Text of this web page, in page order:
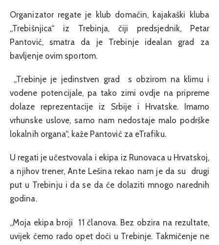
Organizator regate je klub domaćin, kajakaški kluba
„Trebišnjica“ iz Trebinja, čiji predsjednik, Petar
Pantović, smatra da je Trebinje idealan grad za
bavljenje ovim sportom.
„Trebinje je jedinstven grad s obzirom na klimu i
vodene potencijale, pa tako zimi ovdje na pripreme
dolaze reprezentacije iz Srbije i Hrvatske. Imamo
vrhunske uslove, samo nam nedostaje malo podrške
lokalnih organa“, kaže Pantović za eTrafiku.
U regati je učestvovala i ekipa iz Runovaca u Hrvatskoj,
a njihov trener, Ante Lešina rekao nam je da su drugi
put u Trebinju i da se da će dolaziti mnogo narednih
godina.
„Moja ekipa broji 11 članova. Bez obzira na rezultate,
uvijek ćemo rado opet doći u Trebinje. Takmičenje ne